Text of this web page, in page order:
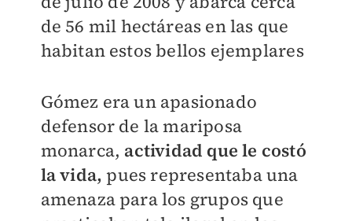
de 56 mil hectáreas en las que
habitan estos bellos ejemplares
Gómez era un apasionado
defensor de la mariposa
monarca, actividad que le costó
la vida, pues representaba una
amenaza para los grupos que